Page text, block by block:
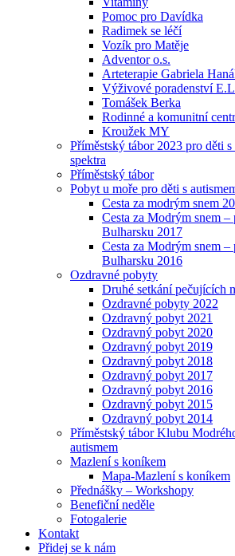
Pomoc pro Davídka
Radimek se léčí
Vozík pro Matěje
Adventor o.s.
Arteterapie Gabriela
Výživové poradenství
Tomášek Berka
Rodinné a komunitní
Kroužek MY
Příměstský tábor 2023 pro děti
spektra
Příměstský tábor
Pobyt u moře pro děti s
Cesta za modrým snem
Cesta za Modrým snem
Bulharsku 2017
Cesta za Modrým snem
Bulharsku 2016
Ozdravné pobyty
Druhé setkání pečujících
Ozdravné pobyty 2022
Ozdravný pobyt 2021
Ozdravný pobyt 2020
Ozdravný pobyt 2019
Ozdravný pobyt 2018
Ozdravný pobyt 2017
Ozdravný pobyt 2016
Ozdravný pobyt 2015
Ozdravný pobyt 2014
Příměstský tábor Klubu
autismem
Mazlení s koníkem
Mapa-Mazlení s koníkem
Přednášky – Workshopy
Benefiční neděle
Fotogalerie
Kontakt
Přidej se k nám